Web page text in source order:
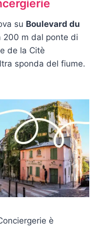
su Boulevard du
200 m dal ponte di
de la Citè
sponda del fiume.
è